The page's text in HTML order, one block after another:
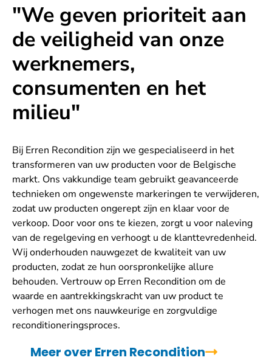
"We geven prioriteit aan
de veiligheid van onze
werknemers,
consumenten en het
milieu"
Bij Erren Recondition zijn we gespecialiseerd in het
transformeren van uw producten voor de Belgische
markt. Ons vakkundige team gebruikt geavanceerde
technieken om ongewenste markeringen te verwijderen,
zodat uw producten ongerept zijn en klaar voor de
verkoop. Door voor ons te kiezen, zorgt u voor naleving
van de regelgeving en verhoogt u de klanttevredenheid.
Wij onderhouden nauwgezet de kwaliteit van uw
producten, zodat ze hun oorspronkelijke allure
behouden. Vertrouw op Erren Recondition om de
waarde en aantrekkingskracht van uw product te
verhogen met ons nauwkeurige en zorgvuldige
reconditioneringsproces.
Meer over Erren Recondition